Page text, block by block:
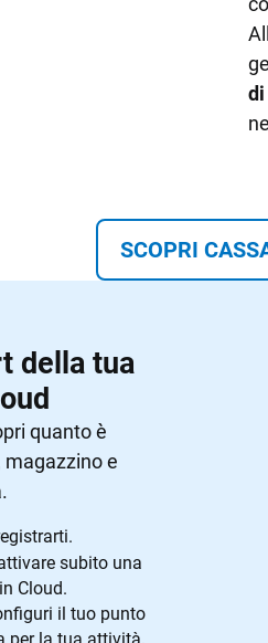
SCOPRI
della tua
quanto è
e
subito una
Cloud.
il tuo punto